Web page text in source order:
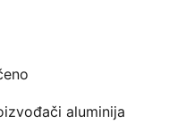
aluminija